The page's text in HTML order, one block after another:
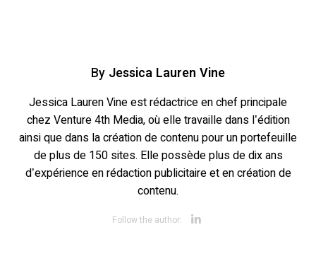
By Jessica Lauren Vine
Jessica Lauren Vine est rédactrice en chef principale
chez Venture 4th Media, où elle travaille dans l’édition
ainsi que dans la création de contenu pour un portefeuille
de plus de 150 sites. Elle possède plus de dix ans
d’expérience en rédaction publicitaire et en création de
contenu.
Follow the author: